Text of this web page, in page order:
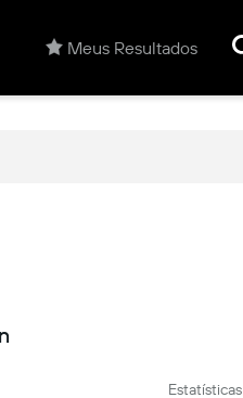
Meus Resultados
Estatísticas